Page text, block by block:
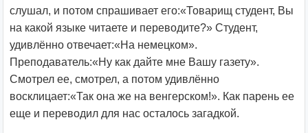
слушал, и потом спрашивает его:«Товарищ студент, Вы
на какой языке читаете и переводите?» Студент,
удивлённо отвечает:«На немецком».
Преподаватель:«Ну как дайте мне Вашу газету».
Смотрел ее, смотрел, а потом удивлённо
восклицает:«Так она же на венгерском!». Как парень ее
еще и переводил для нас осталось загадкой.